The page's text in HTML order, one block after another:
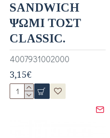
4007931002000
SANDWICH
ΨΩΜΙ ΤΟΣΤ
CLASSIC.
3,15€